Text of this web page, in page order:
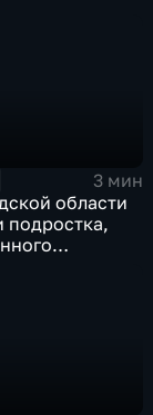
3 мин
области
подростка,